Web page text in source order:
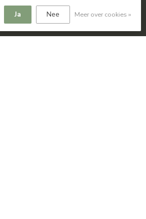
Ja Nee Meer over cookies »